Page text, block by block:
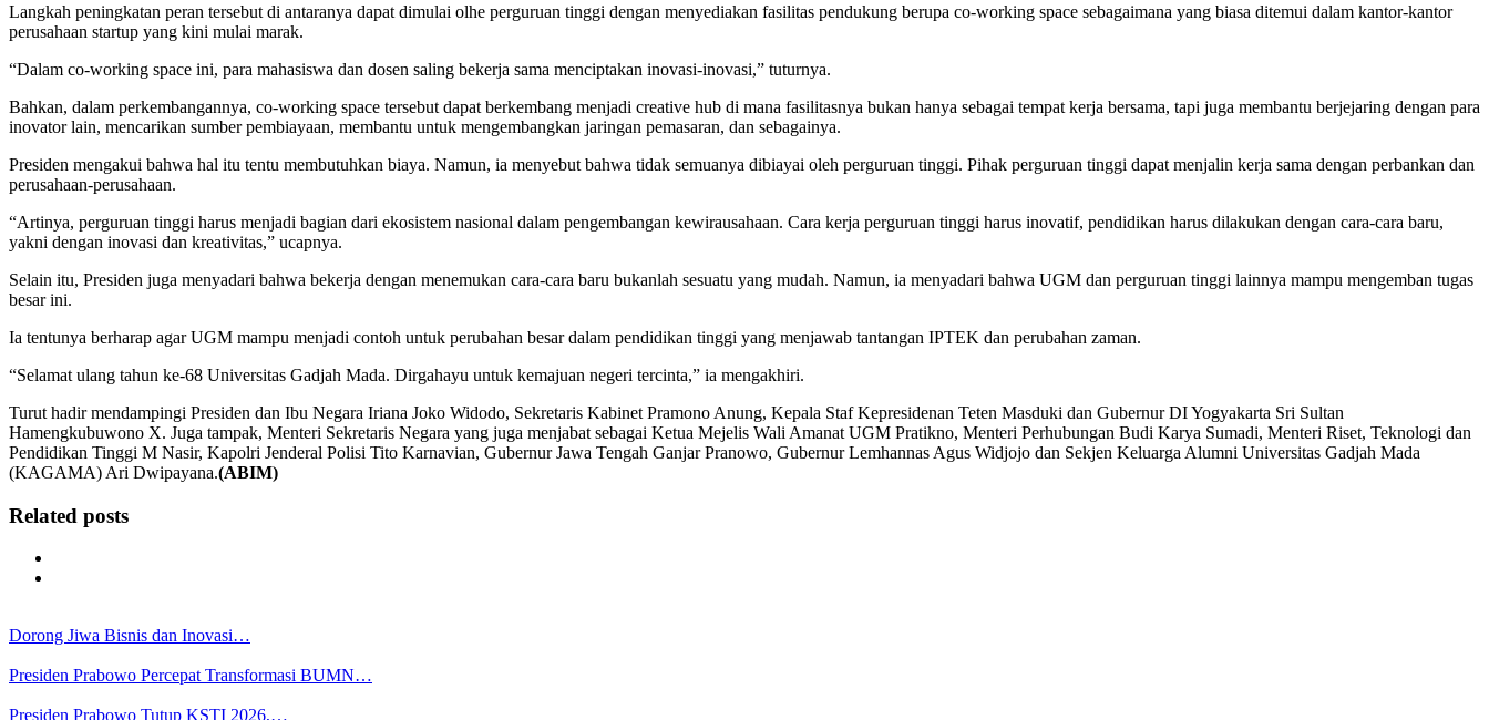
Langkah peningkatan peran tersebut di antaranya dapat dimulai olhe perguruan tinggi dengan menyediakan fasilitas pendukung berupa co-working space sebagaimana yang biasa ditemui dalam kantor-kantor
perusahaan startup yang kini mulai marak.
“Dalam co-working space ini, para mahasiswa dan dosen saling bekerja sama menciptakan inovasi-inovasi,” tuturnya.
Bahkan, dalam perkembangannya, co-working space tersebut dapat berkembang menjadi creative hub di mana fasilitasnya bukan hanya sebagai tempat kerja bersama, tapi juga membantu berjejaring dengan para
inovator lain, mencarikan sumber pembiayaan, membantu untuk mengembangkan jaringan pemasaran, dan sebagainya.
Presiden mengakui bahwa hal itu tentu membutuhkan biaya. Namun, ia menyebut bahwa tidak semuanya dibiayai oleh perguruan tinggi. Pihak perguruan tinggi dapat menjalin kerja sama dengan perbankan dan
perusahaan-perusahaan.
“Artinya, perguruan tinggi harus menjadi bagian dari ekosistem nasional dalam pengembangan kewirausahaan. Cara kerja perguruan tinggi harus inovatif, pendidikan harus dilakukan dengan cara-cara baru,
yakni dengan inovasi dan kreativitas,” ucapnya.
Selain itu, Presiden juga menyadari bahwa bekerja dengan menemukan cara-cara baru bukanlah sesuatu yang mudah. Namun, ia menyadari bahwa UGM dan perguruan tinggi lainnya mampu mengemban tugas
besar ini.
Ia tentunya berharap agar UGM mampu menjadi contoh untuk perubahan besar dalam pendidikan tinggi yang menjawab tantangan IPTEK dan perubahan zaman.
“Selamat ulang tahun ke-68 Universitas Gadjah Mada. Dirgahayu untuk kemajuan negeri tercinta,” ia mengakhiri.
Turut hadir mendampingi Presiden dan Ibu Negara Iriana Joko Widodo, Sekretaris Kabinet Pramono Anung, Kepala Staf Kepresidenan Teten Masduki dan Gubernur DI Yogyakarta Sri Sultan
Hamengkubuwono X. Juga tampak, Menteri Sekretaris Negara yang juga menjabat sebagai Ketua Mejelis Wali Amanat UGM Pratikno, Menteri Perhubungan Budi Karya Sumadi, Menteri Riset, Teknologi dan
Pendidikan Tinggi M Nasir, Kapolri Jenderal Polisi Tito Karnavian, Gubernur Jawa Tengah Ganjar Pranowo, Gubernur Lemhannas Agus Widjojo dan Sekjen Keluarga Alumni Universitas Gadjah Mada
(KAGAMA) Ari Dwipayana.(ABIM)
Related posts
Dorong Jiwa Bisnis dan Inovasi…
Presiden Prabowo Percepat Transformasi BUMN…
Presiden Prabowo Tutup KSTI 2026,…